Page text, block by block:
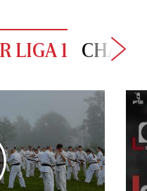
LIGA 1